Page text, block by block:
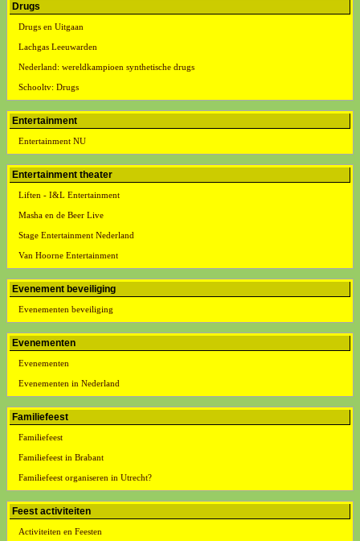
Drugs
Drugs en Uitgaan
Lachgas Leeuwarden
Nederland: wereldkampioen synthetische drugs
Schooltv: Drugs
Entertainment
Entertainment NU
Entertainment theater
Liften - I&L Entertainment
Masha en de Beer Live
Stage Entertainment Nederland
Van Hoorne Entertainment
Evenement beveiliging
Evenementen beveiliging
Evenementen
Evenementen
Evenementen in Nederland
Familiefeest
Familiefeest
Familiefeest in Brabant
Familiefeest organiseren in Utrecht?
Feest activiteiten
Activiteiten en Feesten